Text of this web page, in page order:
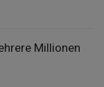
Millionen